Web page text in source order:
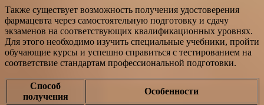
Также существует возможность получения удостоверения
фармацевта через самостоятельную подготовку и сдачу
экзаменов на соответствующих квалификационных уровнях.
Для этого необходимо изучить специальные учебники, пройти
обучающие курсы и успешно справиться с тестированием на
соответствие стандартам профессиональной подготовки.
Способ
получения
Особенности